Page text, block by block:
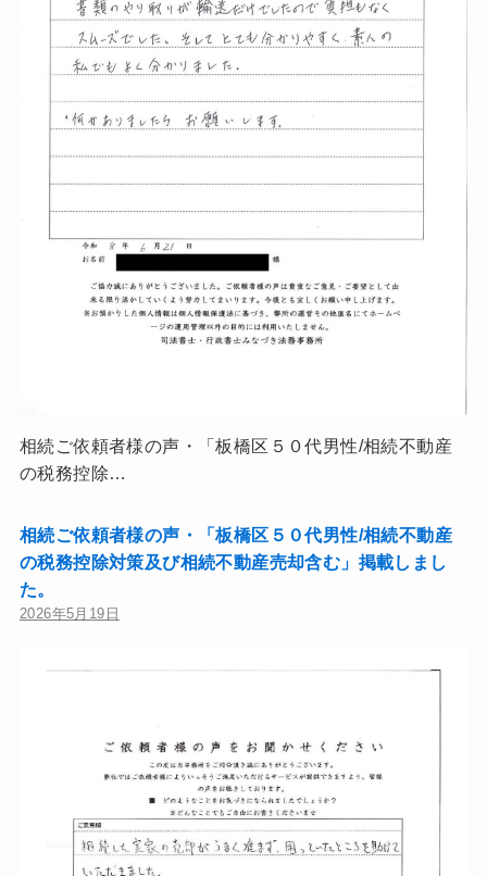
相続ご依頼者様の声・「板橋区５０代男性/相続不動産
の税務控除…
相続ご依頼者様の声・「板橋区５０代男性/相続不動産
の税務控除対策及び相続不動産売却含む」掲載しまし
た。
2026年5月19日